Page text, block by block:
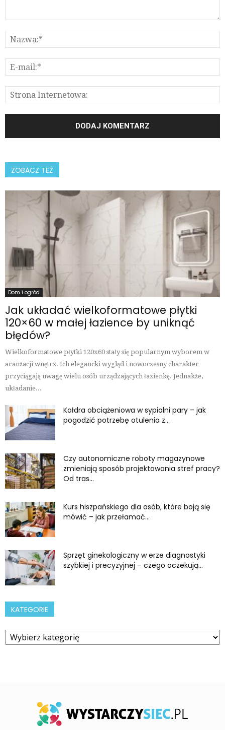
ZOBACZ TEŻ
Dom i ogród
Jak układać wielkoformatowe płytki
120×60 w małej łazience by uniknąć
błędów?
Wielkoformatowe płytki 120x60 stały się popularnym wyborem w
aranżacji wnętrz. Ich elegancki wygląd i nowoczesny charakter
przyciągają uwagę wielu osób urządzających łazienkę. Jednakże,
układanie...
Kołdra obciążeniowa w sypialni pary – jak
pogodzić potrzebę otulenia z...
Czy autonomiczne roboty magazynowe
zmieniają sposób projektowania stref pracy?
Od tras...
Kurs hiszpańskiego dla osób, które boją się
mówić – jak przełamać...
Sprzęt ginekologiczny w erze diagnostyki
szybkiej i precyzyjnej – czego oczekują...
KATEGORIE
Kategorie